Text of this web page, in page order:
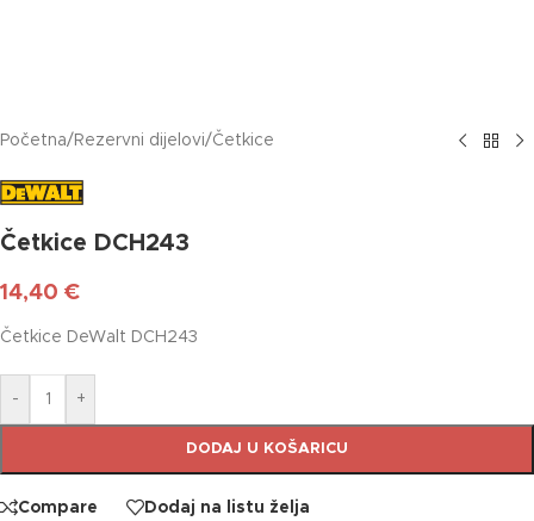
Početna/ Rezervni dijelovi/Četkice
Četkice DCH243
14,40 €
Četkice DeWalt DCH243
- +
DODAJ U KOŠARICU
Compare Dodaj na listu želja